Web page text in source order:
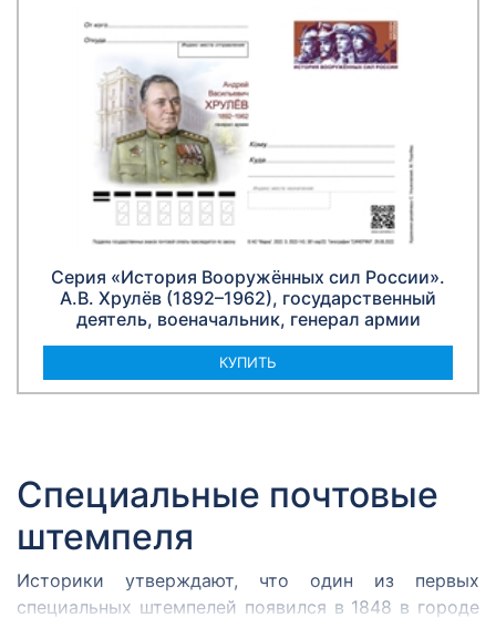
Серия «История Вооружённых сил России».
А.В. Хрулёв (1892–1962), государственный
деятель, военачальник, генерал армии
КУПИТЬ
Специальные почтовые
штемпеля
Историки утверждают, что один из первых
специальных штемпелей появился в 1848 в городе